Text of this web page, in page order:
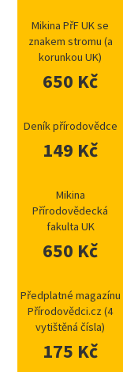
Mikina PřF UK se
znakem stromu (a
korunkou UK)
650 Kč
Deník přírodovědce
149 Kč
Mikina
Přírodovědecká
fakulta UK
650 Kč
Předplatné magazínu
Přírodovědci.cz (4
vytištěná čísla)
175 Kč